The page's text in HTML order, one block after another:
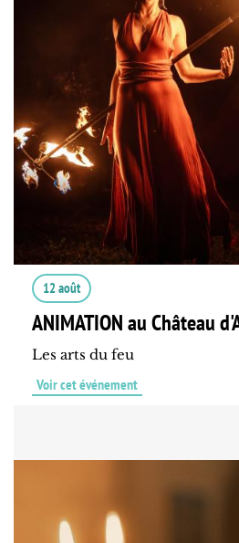
12 août
ANIMATION au Château
Les arts du feu
Voir cet événement